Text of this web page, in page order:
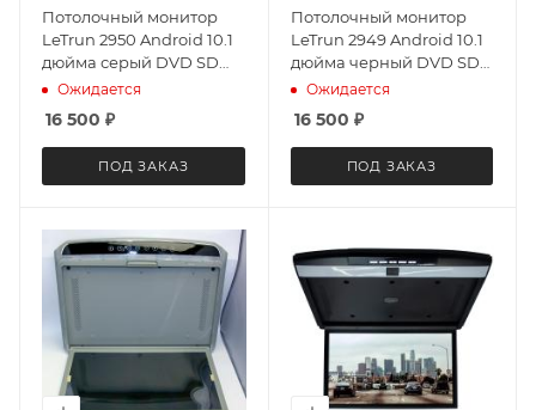
Потолочный монитор
LeTrun 2950 Android 10.1
дюйма серый DVD SD
USBОжидается
16 500 ₽
ПОД ЗАКАЗ
Потолочный монитор
LeTrun 2949 Android 10.1
дюйма черный DVD SD
USBОжидается
16 500 ₽
ПОД ЗАКАЗ